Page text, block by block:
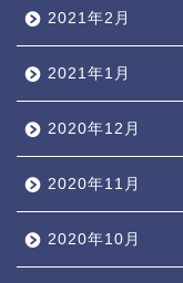
2021年2月
2021年1月
2020年12月
2020年11月
2020年10月